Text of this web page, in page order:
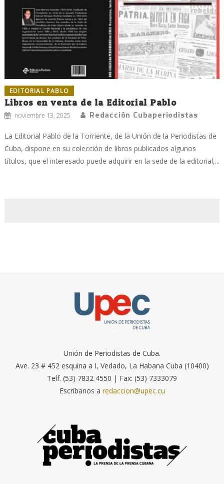
EDITORIAL PABLO
Libros en venta de la Editorial Pablo
noviembre 13, 2025 Redacción Cubaperiodistas
La Editorial Pablo de la Torriente, de la Unión de la Periodistas de
Cuba, dispone en su colección de libros publicados algunos
títulos, que el interesado puede adquirir en la sede de la editorial,...
Unión de Periodistas de Cuba.
Ave. 23 # 452 esquina a I, Vedado, La Habana Cuba (10400)
Telf. (53) 7832 4550 | Fax: (53) 7333079
Escríbanos a redaccion@upec.cu